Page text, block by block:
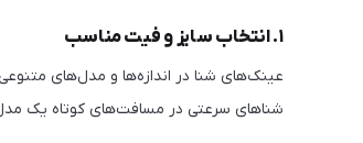
۱. انتخاب سایز و فیت مناسب
عینک‌های شنا در اندازه‌ها و مدل‌های
شناهای سرعتی در مسافت‌های کوتاه یک مدل